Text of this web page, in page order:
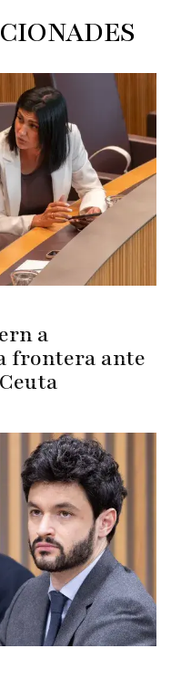
a
frontera ante